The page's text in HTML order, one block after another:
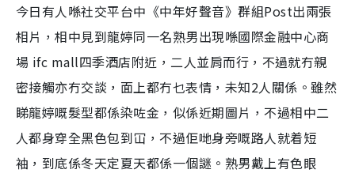
t
e
e
d
4
2
3
5
a
i
n
i
n
g
s
c
e
e
今日有人喺社交平台中《中年好聲音》群組Post出兩張
相片，相中見到龍婷同一名熟男出現喺國際金融中心商
場 ifc mall四季酒店附近，二人並肩而行，不過就冇親
密接觸亦冇交談，面上都冇乜表情，未知2人關係。雖然
睇龍婷嘅髮型都係染咗金，似係近期圖片，不過相中二
人都身穿全黑色包到冚，不過佢哋身旁嘅路人就着短
袖，到底係冬天定夏天都係一個謎。熟男戴上有色眼